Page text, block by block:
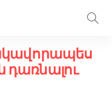
դառնալու